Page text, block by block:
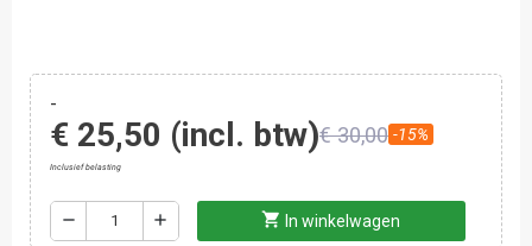
-
€ 25,50 (incl. btw)€ 30,00 -15%
Inclusief belasting
remove add shopping_cart In winkelwagen